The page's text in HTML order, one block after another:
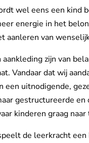
wel eens een kind
energie in het
aanleren van
aankleding zijn van
Vandaar dat wij
een uitnodigende,
gestructureerde en
kinderen graag naar
de leerkracht een